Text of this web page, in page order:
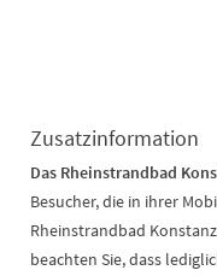
Zusatzinformation
Das Rheinstrandbad
Besucher, die in ihrer
Rheinstrandbad
beachten Sie, dass